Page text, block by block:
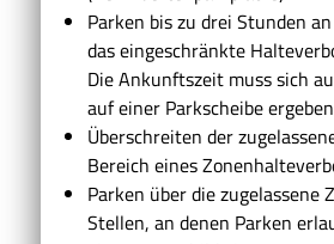
Parken bis zu drei Stunden
das eingeschränkte
Die Ankunftszeit muss sich
auf einer Parkscheibe ergeben
Überschreiten der
Bereich eines
Parken über die zugelassene
Stellen, an denen Parken